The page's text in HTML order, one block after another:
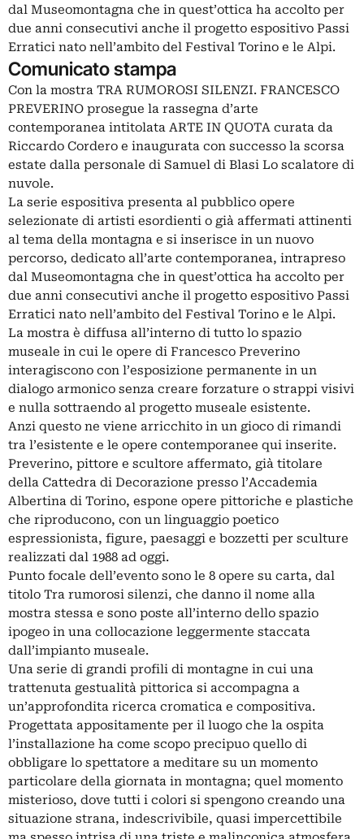
dal Museomontagna che in quest’ottica ha accolto per
due anni consecutivi anche il progetto espositivo Passi
Erratici nato nell’ambito del Festival Torino e le Alpi.
Comunicato stampa
Con la mostra TRA RUMOROSI SILENZI. FRANCESCO
PREVERINO prosegue la rassegna d’arte
contemporanea intitolata ARTE IN QUOTA curata da
Riccardo Cordero e inaugurata con successo la scorsa
estate dalla personale di Samuel di Blasi Lo scalatore di
nuvole.
La serie espositiva presenta al pubblico opere
selezionate di artisti esordienti o già affermati attinenti
al tema della montagna e si inserisce in un nuovo
percorso, dedicato all’arte contemporanea, intrapreso
dal Museomontagna che in quest’ottica ha accolto per
due anni consecutivi anche il progetto espositivo Passi
Erratici nato nell’ambito del Festival Torino e le Alpi.
La mostra è diffusa all’interno di tutto lo spazio
museale in cui le opere di Francesco Preverino
interagiscono con l’esposizione permanente in un
dialogo armonico senza creare forzature o strappi visivi
e nulla sottraendo al progetto museale esistente.
Anzi questo ne viene arricchito in un gioco di rimandi
tra l’esistente e le opere contemporanee qui inserite.
Preverino, pittore e scultore affermato, già titolare
della Cattedra di Decorazione presso l’Accademia
Albertina di Torino, espone opere pittoriche e plastiche
che riproducono, con un linguaggio poetico
espressionista, figure, paesaggi e bozzetti per sculture
realizzati dal 1988 ad oggi.
Punto focale dell’evento sono le 8 opere su carta, dal
titolo Tra rumorosi silenzi, che danno il nome alla
mostra stessa e sono poste all’interno dello spazio
ipogeo in una collocazione leggermente staccata
dall’impianto museale.
Una serie di grandi profili di montagne in cui una
trattenuta gestualità pittorica si accompagna a
un’approfondita ricerca cromatica e compositiva.
Progettata appositamente per il luogo che la ospita
l’installazione ha come scopo precipuo quello di
obbligare lo spettatore a meditare su un momento
particolare della giornata in montagna; quel momento
misterioso, dove tutti i colori si spengono creando una
situazione strana, indescrivibile, quasi impercettibile